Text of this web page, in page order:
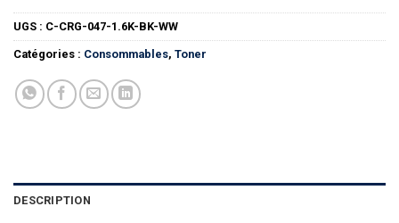
UGS : C-CRG-047-1.6K-BK-WW
Catégories : Consommables, Toner
DESCRIPTION